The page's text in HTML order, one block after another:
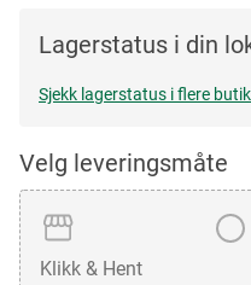
Lagerstatus i din
Sjekk lagerstatus i flere
Velg leveringsmåte
Klikk & Hent